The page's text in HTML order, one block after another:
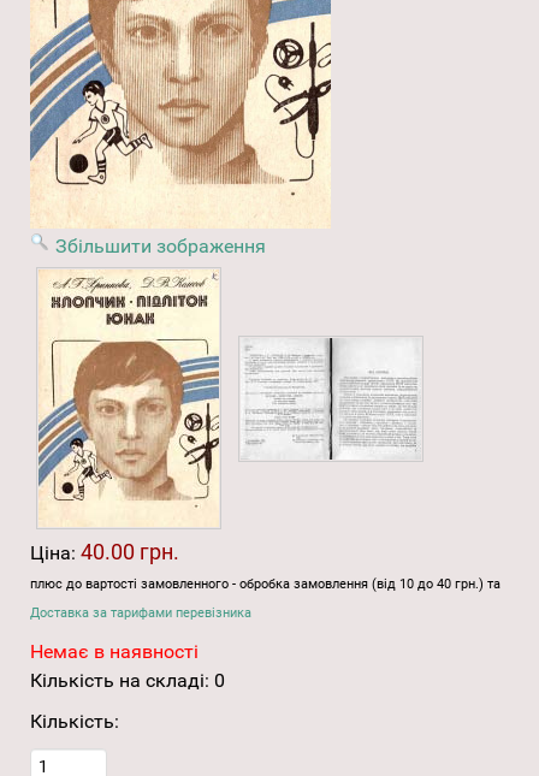
Збільшити зображення
Ціна: 40.00 грн.
плюс до вартості замовленного - обробка замовлення (від 10 до 40 грн.) та
Доставка за тарифами перевізника
Немає в наявності
Кількість на складі: 0
Кількість: